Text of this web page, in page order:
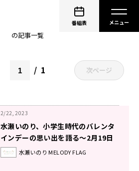
番組表
の記事一覧
1 次ページ
2/22, 2023
水瀬いのり、小学生時代のバレンタ
インデーの思い出を語る～2月19日
放送「水瀬いのり MELODY FLAG」
水瀬いのり MELODY FLAG